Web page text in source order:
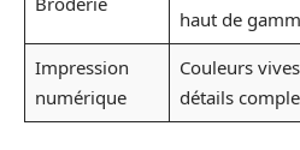
haut de
Impression
numérique
Couleurs
détails